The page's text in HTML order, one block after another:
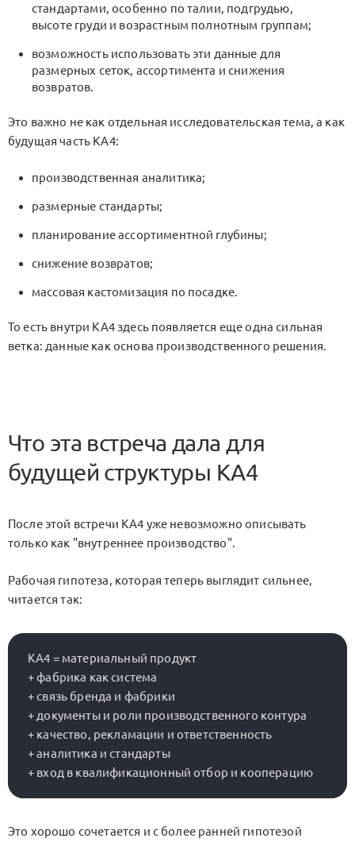
стандартами, особенно по талии, подгрудью,
высоте груди и возрастным полнотным группам;
возможность использовать эти данные для
размерных сеток, ассортимента и снижения
возвратов.
Это важно не как отдельная исследовательская тема, а как
будущая часть KA4:
производственная аналитика;
размерные стандарты;
планирование ассортиментной глубины;
снижение возвратов;
массовая кастомизация по посадке.
То есть внутри KA4здесь появляется еще одна сильная
ветка: данные как основа производственного решения.
Что эта встреча дала для
будущей структуры KA4
После этой встречи KA4 уже невозможно описывать
только как "внутреннее производство".
Рабочая гипотеза, которая теперь выглядит сильнее,
читается так:
KA4 = материальный продукт
+ фабрика как система
+ связь бренда и фабрики
+ документы и роли производственного контура
+ качество, рекламации и ответственность
+ аналитика и стандарты
Это хорошо сочетается и с более ранней гипотезой